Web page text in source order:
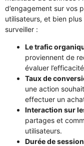
d’engagement sur vos
utilisateurs, et bien
surveiller :
Le trafic
proviennent de
évaluer
Taux de
une action
effectuer un
Interaction sur
partages et
utilisateurs.
Durée de